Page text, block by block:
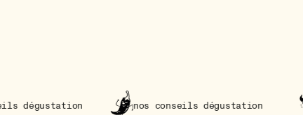
nos conseils dégustation nos